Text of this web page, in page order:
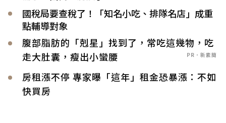
國稅局要查稅了！「知名小吃、排隊名店」成重
點輔導對象
腹部脂肪的「剋星」找到了，常吃這幾物，吃
走大肚囊，瘦出小蠻腰
PR．新素簡
房租漲不停 專家曝「這年」租金恐暴漲：不如
快買房